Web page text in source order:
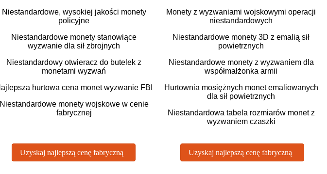
Niestandardowe, wysokiej jakości monety
policyjne
Niestandardowe monety stanowiące
wyzwanie dla sił zbrojnych
Niestandardowy otwieracz do butelek z
monetami wyzwań
hurtowa cena monet wyzwanie FBI
monety wojskowe w cenie
fabrycznej
Monety z wyzwaniami wojskowymi operacji
niestandardowych
Niestandardowe monety 3D z emalią sił
powietrznych
Niestandardowe monety z wyzwaniem dla
współmałżonka armii
Hurtownia mosiężnych monet emaliowanych
dla sił powietrznych
Niestandardowa tabela rozmiarów monet z
wyzwaniem czaszki
Uzyskaj najlepszą cenę fabryczną Uzyskaj najlepszą cenę fabryczną